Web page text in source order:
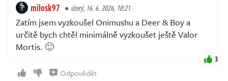
milosk97 úterý, 16. 6. 2026, 10:21
Zatím jsem vyzkoušel Onimushu a Deer & Boy a
určitě bych chtěl minimálně vyzkoušet ještě Valor
Mortis. 🙂
3
Odpovědět